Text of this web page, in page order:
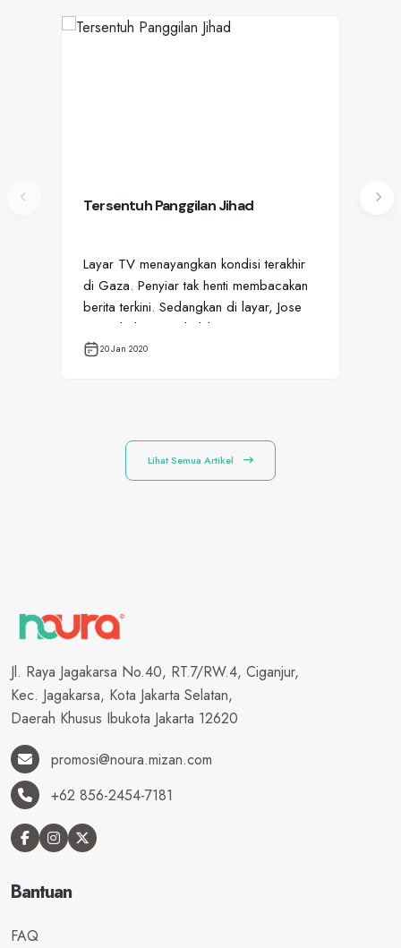
Tersentuh Panggilan Jihad
Layar TV menayangkan kondisi terakhir
di Gaza. Penyiar tak henti membacakan
berita terkini. Sedangkan di layar, Jose
menyaksikan penduduk Gaza…
20 Jan 2020
Lihat Semua Artikel
Jl. Raya Jagakarsa No.40, RT.7/RW.4, Ciganjur,
Kec. Jagakarsa, Kota Jakarta Selatan,
Daerah Khusus Ibukota Jakarta 12620
promosi@noura.mizan.com
+62 856-2454-7181
Bantuan
FAQ